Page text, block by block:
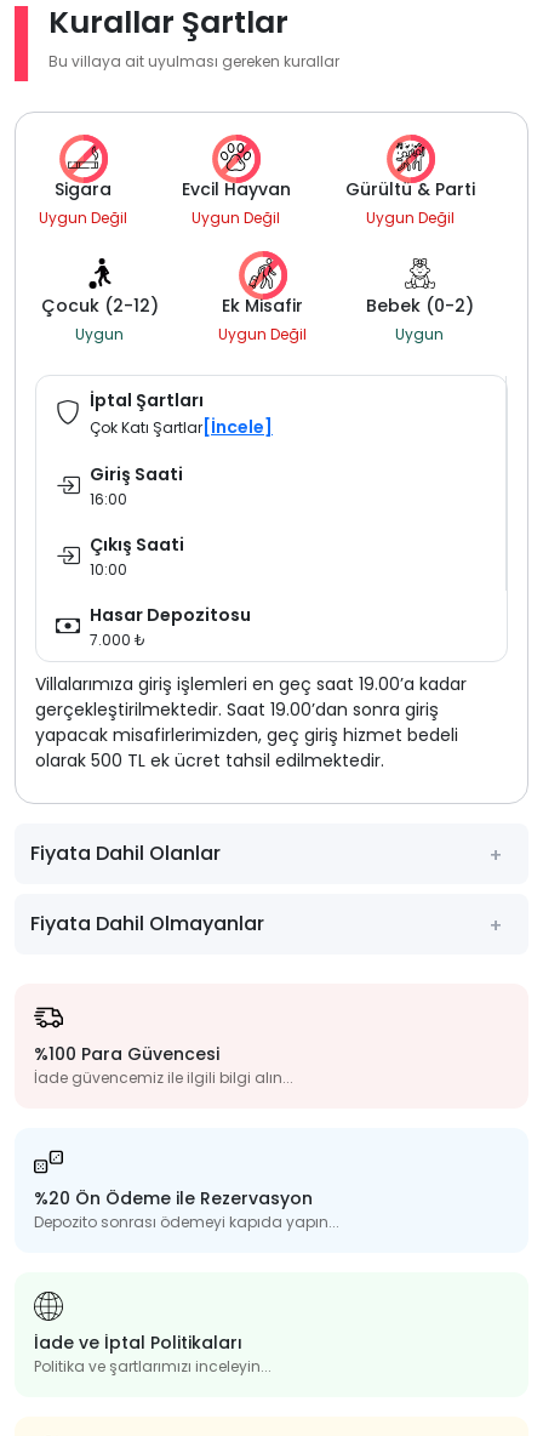
Kurallar Şartlar
Bu villaya ait uyulması gereken kurallar
Sigara
Uygun Değil
Evcil Hayvan
Uygun Değil
Gürültü & Parti
Uygun Değil
Çocuk (2-12)
Uygun
Ek Misafir
Uygun Değil
Bebek (0-2)
Uygun
İptal Şartları
Çok Katı Şartlar [İncele]
Giriş Saati
16:00
Çıkış Saati
10:00
Hasar Depozitosu
7.000 ₺
Villalarımıza giriş işlemleri en geç saat 19.00’a kadar
gerçekleştirilmektedir. Saat 19.00’dan sonra giriş
yapacak misafirlerimizden, geç giriş hizmet bedeli
olarak 500 TL ek ücret tahsil edilmektedir.
Fiyata Dahil Olanlar
Fiyata Dahil Olmayanlar
%100 Para Güvencesi
İade güvencemiz ile ilgili bilgi alın...
%20 Ön Ödeme ile Rezervasyon
Depozito sonrası ödemeyi kapıda yapın...
İade ve İptal Politikaları
Politika ve şartlarımızı inceleyin...